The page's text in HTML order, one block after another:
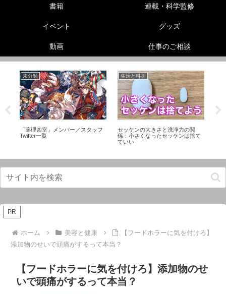
書籍 連載・科学監修
イベント グッズ
動画 仕事のご相談
未分類
「薬理凶室」メンバー／スタッフ
Twitter一覧
生活と科学
セッケンの大きさと洗浄力の関
係：小さくなったセッケンは捨て
ていい
PR
ホーム 美容と健康
【フードホラーに気を付けろ】
添加物のせいで頭痛がするって本当？
【フードホラーに気を付けろ】添加物のせ
いで頭痛がするって本当？